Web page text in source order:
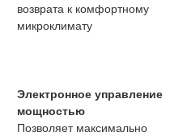
возврата к комфортному
микроклимату
Электронное управление
мощностью
Позволяет максимально